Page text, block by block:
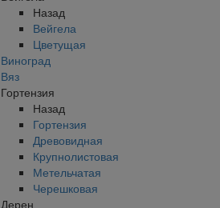
Назад
Вейгела
Цветущая
Виноград
Вяз
Гортензия
Назад
Гортензия
Древовидная
Крупнолистовая
Метельчатая
Черешковая
Дерен